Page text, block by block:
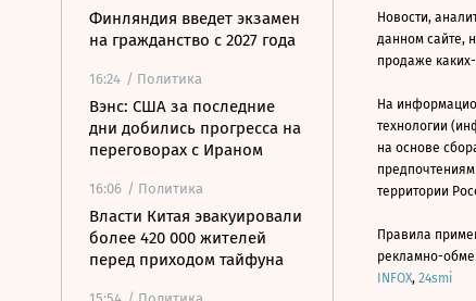
Финляндия введет экзамен
на гражданство с 2027 года
16:24 / Политика
Вэнс: США за последние
дни добились прогресса на
переговорах с Ираном
16:06 / Политика
Власти Китая эвакуировали
более 420 000 жителей
перед приходом тайфуна
Новости,
данном сайте,
продаже
На
технологии
на основе
территории
Правила
рекламно-
INFOX, 24smi